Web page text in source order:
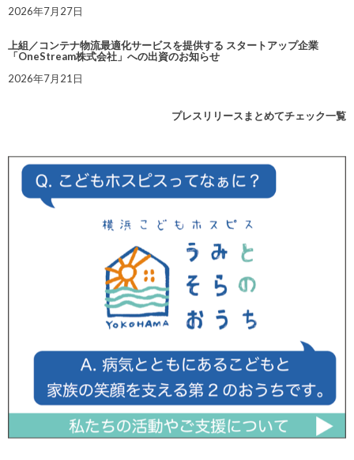
2026年7月27日
上組／コンテナ物流最適化サービスを提供する スタートアップ企業
「OneStream株式会社」への出資のお知らせ
2026年7月21日
プレスリリースまとめてチェック一覧